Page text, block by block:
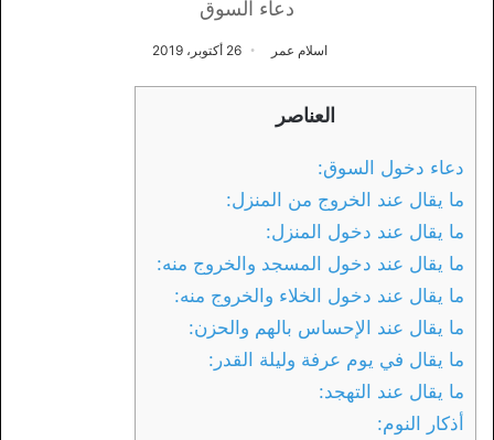
دعاء السوق
اسلام عمر 26 أكتوبر، 2019
العناصر
دعاء دخول السوق:
ما يقال عند الخروج من المنزل:
ما يقال عند دخول المنزل:
ما يقال عند دخول المسجد والخروج منه:
ما يقال عند دخول الخلاء والخروج منه:
ما يقال عند الإحساس بالهم والحزن:
ما يقال في يوم عرفة وليلة القدر:
ما يقال عند التهجد:
أذكار النوم: